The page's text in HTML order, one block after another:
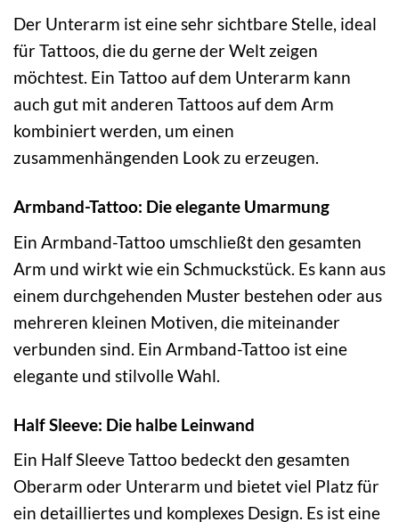
Der Unterarm ist eine sehr sichtbare Stelle, ideal
für Tattoos, die du gerne der Welt zeigen
möchtest. Ein Tattoo auf dem Unterarm kann
auch gut mit anderen Tattoos auf dem Arm
kombiniert werden, um einen
zusammenhängenden Look zu erzeugen.
Armband-Tattoo: Die elegante Umarmung
Ein Armband-Tattoo umschließt den gesamten
Arm und wirkt wie ein Schmuckstück. Es kann aus
einem durchgehenden Muster bestehen oder aus
mehreren kleinen Motiven, die miteinander
verbunden sind. Ein Armband-Tattoo ist eine
elegante und stilvolle Wahl.
Half Sleeve: Die halbe Leinwand
Ein Half Sleeve Tattoo bedeckt den gesamten
Oberarm oder Unterarm und bietet viel Platz für
ein detailliertes und komplexes Design. Es ist eine